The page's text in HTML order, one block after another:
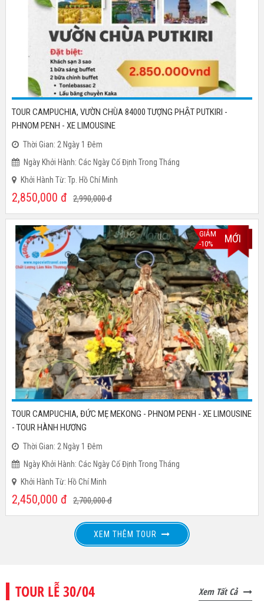
TOUR CAMPUCHIA, VƯỜN CHÙA 84000 TƯỢNG PHẬT PUTKIRI -
PHNOM PENH - XE LIMOUSINE
Thời Gian: 2 Ngày 1 Đêm
Ngày Khởi Hành: Các Ngày Cố Định Trong Tháng
Khởi Hành Từ: Tp. Hồ Chí Minh
2,850,000 đ 2,990,000đ
GIẢM
-10%
MỚI
TOUR CAMPUCHIA, ĐỨC MẸ MEKONG - PHNOM PENH - XE LIMOUSINE
- TOUR HÀNH HƯƠNG
Thời Gian: 2 Ngày 1 Đêm
Ngày Khởi Hành: Các Ngày Cố Định Trong Tháng
Khởi Hành Từ: Hồ Chí Minh
2,450,000 đ 2,700,000đ
XEM THÊM TOUR
TOUR LỄ 30/04 Xem Tất Cả